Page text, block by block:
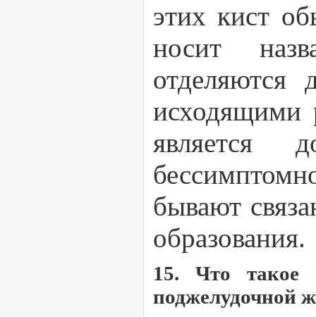
этих кист
носит
отделяются
исходящими
является
бывают
образования.
15. Что такое
поджелудочной